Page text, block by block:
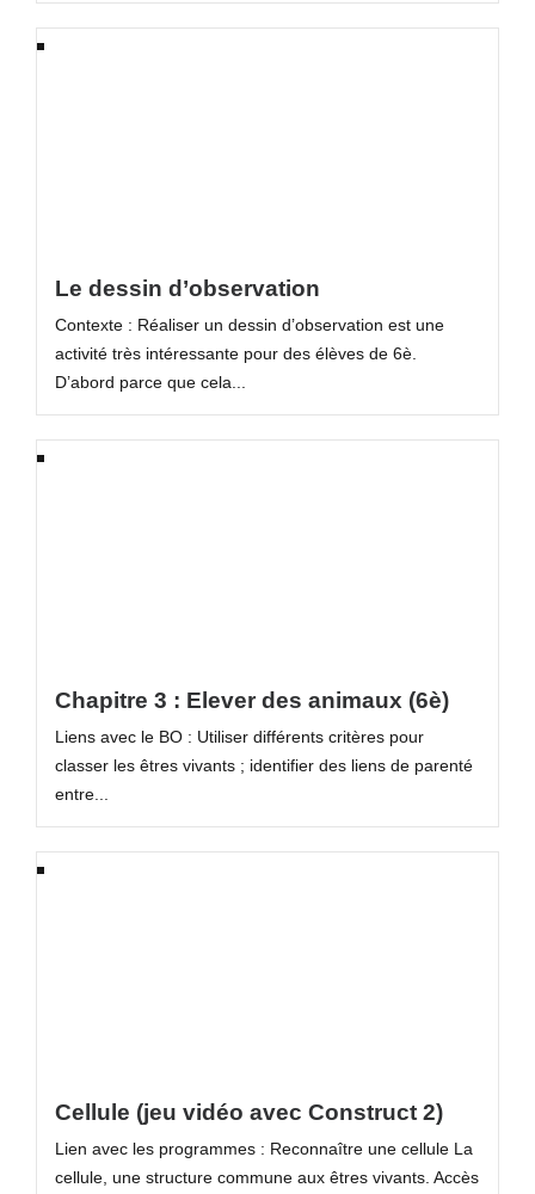
Le dessin d’observation
Contexte : Réaliser un dessin d’observation est une
activité très intéressante pour des élèves de 6è.
D’abord parce que cela...
Chapitre 3 : Elever des animaux (6è)
Liens avec le BO : Utiliser différents critères pour
classer les êtres vivants ; identifier des liens de parenté
entre...
Cellule (jeu vidéo avec Construct 2)
Lien avec les programmes : Reconnaître une cellule La
cellule, une structure commune aux êtres vivants. Accès